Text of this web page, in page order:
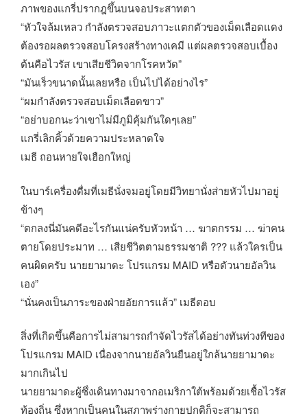
ภาพของแกรี่ปรากฎขึ้นบนจอประสาทตา
“หัวใจล้มเหลว กำลังตรวจสอบภาวะแตกตัวของเม็ดเลือดแดง
ต้องรอผลตรวจสอบโครงสร้างทางเคมี แต่ผลตรวจสอบเบื้อง
ต้นคือไวรัส เขาเสียชีวิตจากโรคหวัด”
“มันเร็วขนาดนั้นเลยหรือ เป็นไปได้อย่างไร”
“ผมกำลังตรวจสอบเม็ดเลือดขาว”
“อย่าบอกนะว่าเขาไม่มีภูมิคุ้มกันใดๆเลย”
แกรี่เลิกคิ้วด้วยความประหลาดใจ
เมธี ถอนหายใจเฮือกใหญ่
ในบาร์เครื่องดื่มที่เมธีนั่งจมอยู่โดยมีวิทยานั่งส่ายหัวไปมาอยู่
ข้างๆ
“ตกลงนี่มันคดีอะไรกันแน่ครับหัวหน้า … ฆาตกรรม … ฆ่าคน
ตายโดยประมาท … เสียชีวิตตามธรรมชาติ ??? แล้วใครเป็น
คนผิดครับ นายยามาดะ โปรแกรม MAID หรือตัวนายอัลวิน
เอง”
“นั่นคงเป็นภาระของฝ่ายอัยการแล้ว” เมธีตอบ
สิ่งที่เกิดขึ้นคือการไม่สามารถกำจัดไวรัสได้อย่างทันท่วงทีของ
โปรแกรม MAID เนื่องจากนายอัลวินยืนอยู่ใกล้นายยามาดะ
มากเกินไป
นายยามาดะผู้ซึ่งเดินทางมาจากอเมริกาใต้พร้อมด้วยเชื้อไวรัส
ท้องถิ่น ซึ่งหากเป็นคนในสภาพร่างกายปกติก็จะสามารถ